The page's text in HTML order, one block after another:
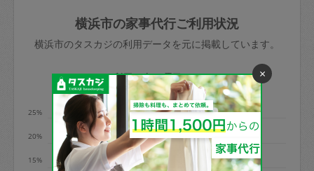
依頼者不在による当日キャンセル＝依頼
金額の100%＋交通費全額
※例：依頼日時／土曜日午前9時開始の場
合、水曜日午前9時以降はキャンセル料が
水曜日9時〜金曜日9時まで＝依頼料金の
50%
金曜日9時～土曜日8時まで＝依頼金額の
きた場合は損害保険の対象外となるので
ご注意ください。
玉、など
あわせてこちらも参照ください：初めて
利用します。注意しなくてはいけない点
はありますか？
横浜市の家事代行ご利用状況
横浜市のタスカジの利用データを元に掲載しています。
利用の多い曜日は？
15%
20%
25%
×